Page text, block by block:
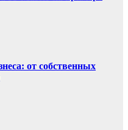
от собственных